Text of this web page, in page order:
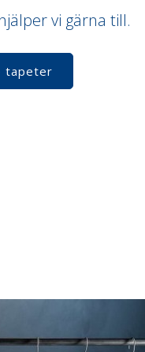
vi gärna till.
tapeter